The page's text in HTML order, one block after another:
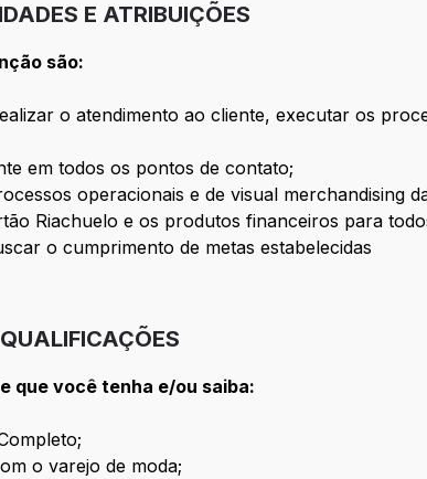
E ATRIBUIÇÕES
são:
o atendimento ao cliente, executar os
em todos os pontos de contato;
operacionais e de visual merchandising
Riachuelo e os produtos financeiros para
o cumprimento de metas estabelecidas
que você tenha e/ou saiba:
o varejo de moda;